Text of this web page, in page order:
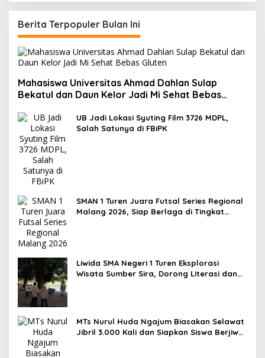
i
u
n
t
u
k
Berita Terpopuler Bulan Ini
Mahasiswa Universitas Ahmad Dahlan Sulap
Bekatul dan Daun Kelor Jadi Mi Sehat Bebas
UB Jadi Lokasi Syuting Film 3726 MDPL,
Salah Satunya di FBiPK
SMAN 1 Turen Juara Futsal Series Regional
Malang 2026, Siap Berlaga di Tingkat
Liwida SMA Negeri 1 Turen Eksplorasi
Wisata Sumber Sira, Dorong Literasi dan
MTs Nurul Huda Ngajum Biasakan Selawat
Jibril 3.000 Kali dan Siapkan Siswa Berjiwa